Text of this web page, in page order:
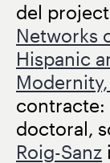
del
Networks
Hispanic
Modernity,
contracte:
doctoral,
Roig-Sanz i